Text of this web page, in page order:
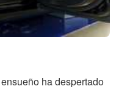
ha despertado